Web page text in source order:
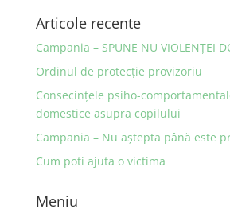
Articole recente
Campania – SPUNE NU VIOLENȚEI
Ordinul de protecţie provizoriu
Consecinţele psiho-
domestice asupra copilului
Campania – Nu aştepta până este
Cum poti ajuta o victima
Meniu